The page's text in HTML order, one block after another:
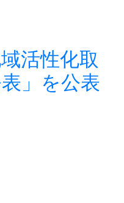
活性化取
」を公表